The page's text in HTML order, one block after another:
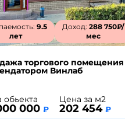
9.5
лет
Доход: 288 750₽/
мес
торгового помещения
Винлаб
обьекта
000 ₽
Цена за м2
202 454 ₽